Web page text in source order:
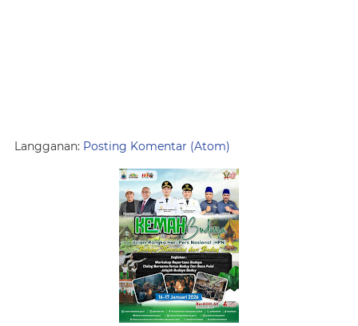
Langganan: Posting Komentar (Atom)